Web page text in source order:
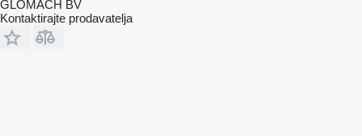
GLOMACH BV
Kontaktirajte prodavatelja